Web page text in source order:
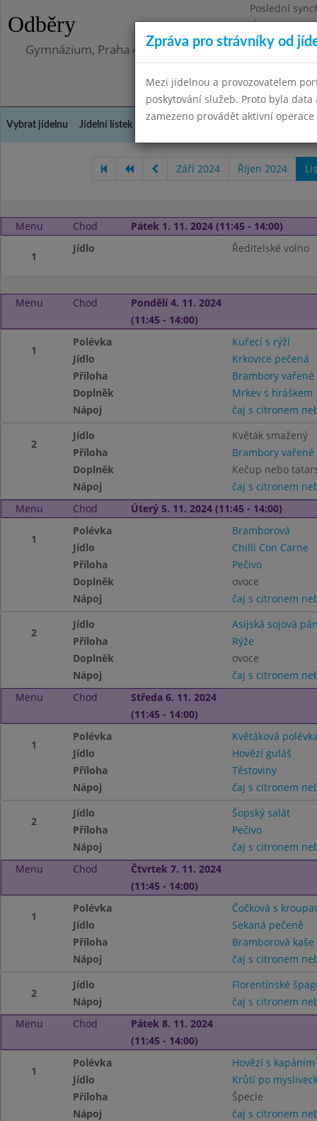
Odběry
Poslední
Úterý
Gymnázium, Praha 4, Budějovická 680
Vybrat jídelnu Jídelní lístek Kontakty a informace
Září 2024 Říjen 2024
Menu Chod Pátek 1. 11. 2024 (11:45 - 14:00)
1
Jídlo Ředitelské volno
Menu Chod
Pondělí 4. 11. 2024
(11:45 - 14:00)
1
Polévka
Kuřecí s rýží
Jídlo
Krkovice pečená
Příloha
Brambory vařené
Doplněk
Mrkev s hráškem
Nápoj
čaj s citronem
2
Jídlo
Květák smažený
Příloha
Brambory vařené
Doplněk
Kečup nebo
Nápoj
čaj s citronem
Menu
Chod Úterý 5. 11. 2024 (11:45 - 14:00)
1
Polévka
Bramborová
Jídlo
Chilli Con Carne
Příloha
Pečivo
Doplněk
ovoce
Nápoj
čaj s citronem
2
Jídlo
Asijská sojová
Příloha
Rýže
Doplněk
ovoce
Nápoj
čaj s citronem
Menu
Chod
Středa 6. 11. 2024
(11:45 - 14:00)
1
Polévka
Květáková
Jídlo
Hovězí guláš
Příloha
Těstoviny
Nápoj
čaj s citronem
2
Jídlo
Šopský salát
Příloha
Pečivo
Nápoj
čaj s citronem
Menu
Chod
Čtvrtek 7. 11. 2024
(11:45 - 14:00)
1
Polévka
Čočková s
Jídlo
Sekaná pečeně
Příloha
Bramborová kaše
Nápoj
čaj s citronem
2
Jídlo
Florentínské
Nápoj
čaj s citronem
Menu
Chod
Pátek 8. 11. 2024
(11:45 - 14:00)
1
Polévka
Hovězí s kapáním
Jídlo
Krůtí po
Příloha
Špecle
Nápoj
čaj s citronem
Zpráva pro strávníky od
Mezi jídelnou a provozovatelem
poskytování služeb. Proto byla
zamezeno provádět aktivní